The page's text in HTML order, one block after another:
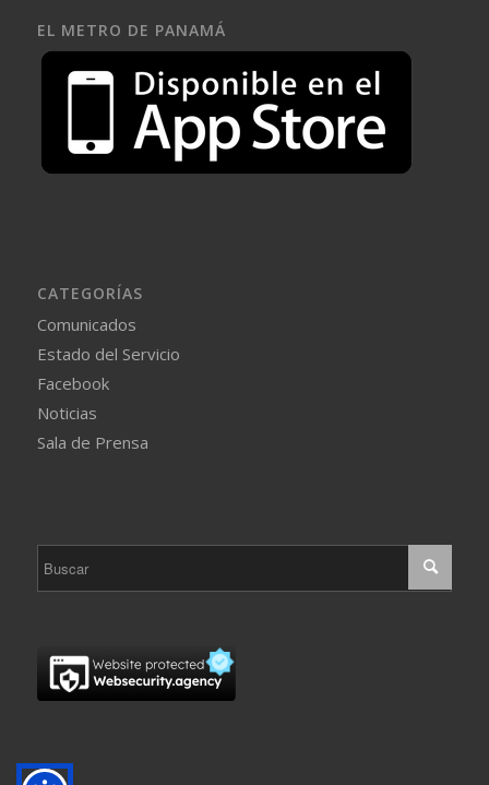
EL METRO DE PANAMÁ
CATEGORÍAS
Comunicados
Estado del Servicio
Facebook
Noticias
Sala de Prensa